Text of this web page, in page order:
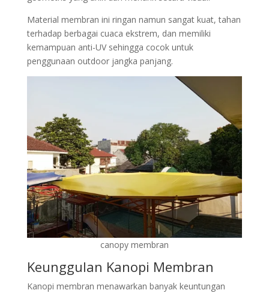
Material membran ini ringan namun sangat kuat, tahan
terhadap berbagai cuaca ekstrem, dan memiliki
kemampuan anti-UV sehingga cocok untuk
penggunaan outdoor jangka panjang.
canopy membran
Keunggulan Kanopi Membran
Kanopi membran menawarkan banyak keuntungan